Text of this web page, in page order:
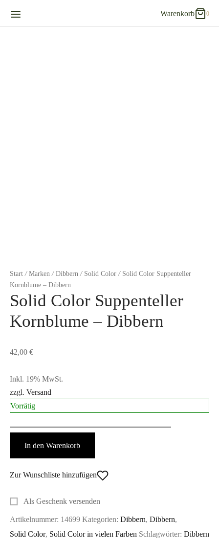
Warenkorb 0
Start / Marken / Dibbern / Solid Color /Solid Color Suppenteller
Kornblume – Dibbern
Solid Color Suppenteller
Kornblume – Dibbern
42,00 €
Inkl. 19% MwSt.
zzgl. Versand
Vorrätig
In den Warenkorb
Zur Wunschliste hinzufügen
Als Geschenk versenden
Artikelnummer: 14699 Kategorien: Dibbern, Dibbern,
Solid Color, Solid Color in vielen Farben Schlagwörter: Dibbern